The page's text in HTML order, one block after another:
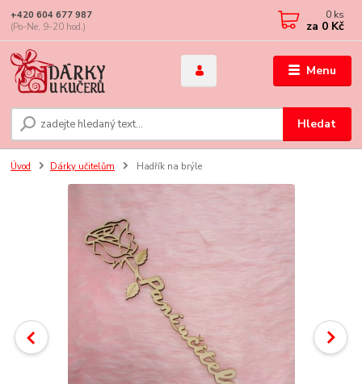
Menu
Hledat
+420 604 677 987
(Po-Ne, 9-20 hod.)
0 ks
za 0 Kč
Úvod Dárky učitelům Hadřík na brýle